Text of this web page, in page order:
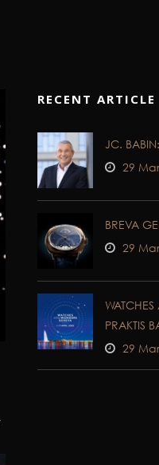
RECENT ARTICLE
JC.
29
BREVA
29
PRAKTIS
29